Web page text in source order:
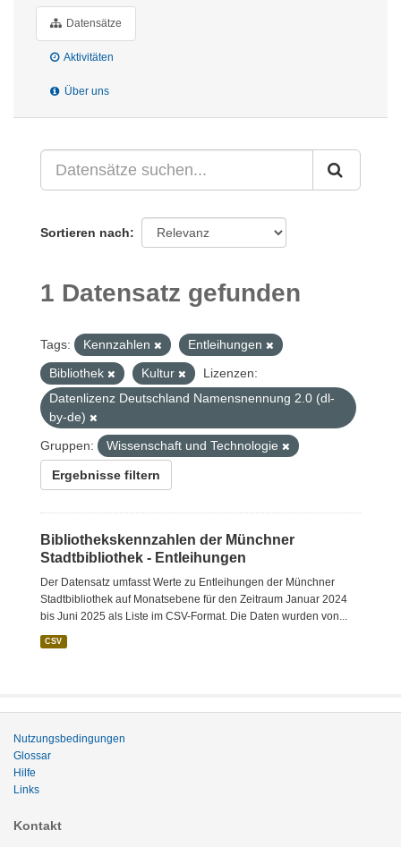
Datensätze
Aktivitäten
Über uns
Sortieren nach
1 Datensatz gefunden
Tags: Kennzahlen
Entleihungen
Bibliothek
Kultur
Lizenzen:
Datenlizenz Deutschland Namensnennung 2.0 (dl-
by-de)
Gruppen:
Wissenschaft und Technologie
Ergebnisse filtern
Bibliothekskennzahlen der Münchner
Stadtbibliothek - Entleihungen
Der Datensatz umfasst Werte zu Entleihungen der Münchner
Stadtbibliothek auf Monatsebene für den Zeitraum Januar 2024
bis Juni 2025 als Liste im CSV-Format. Die Daten wurden von...
CSV
Nutzungsbedingungen
Glossar
Hilfe
Links
Kontakt